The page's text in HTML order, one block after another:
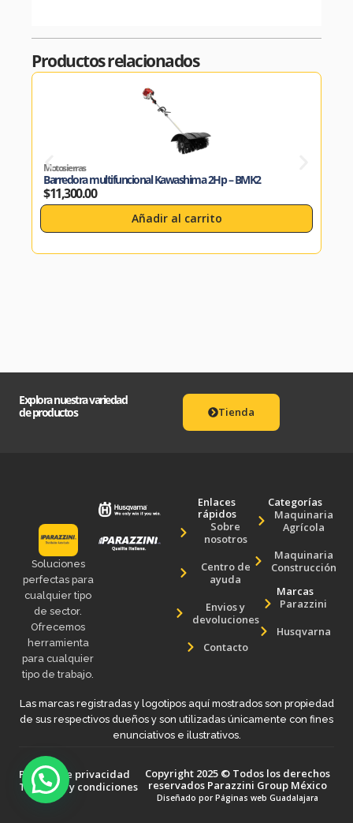
Productos relacionados
Motosierras
Barredora multifuncional Kawashima 2Hp – BMK2
$11,300.00
Añadir al carrito
Explora nuestra variedad
de productos
Tienda
Soluciones
perfectas para
cualquier tipo
de sector.
Ofrecemos
herramienta
para cualquier
tipo de trabajo.
Enlaces
rápidos
Sobre
nosotros
Centro de
ayuda
Envios y
devoluciones
Contacto
Categorías
Maquinaria
Agrícola
Maquinaria
Construcción
Marcas
Parazzini
Husqvarna
Las marcas registradas y logotipos aquí mostrados son propiedad
de sus respectivos dueños y son utilizadas únicamente con fines
enunciativos e ilustrativos.
Politica de privacidad
Terminos y condiciones
Copyright 2025 © Todos los derechos
reservados Parazzini Group México
Diseñado porPáginas web Guadalajara